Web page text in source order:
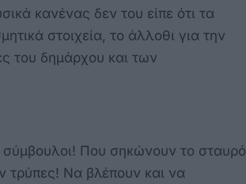
κανένας δεν του είπε ότι τα
στοιχεία, το άλλοθι για την
του δημάρχου και των
σύμβουλοι! Που σηκώνουν το σταυρό
τρύπες! Να βλέπουν και να